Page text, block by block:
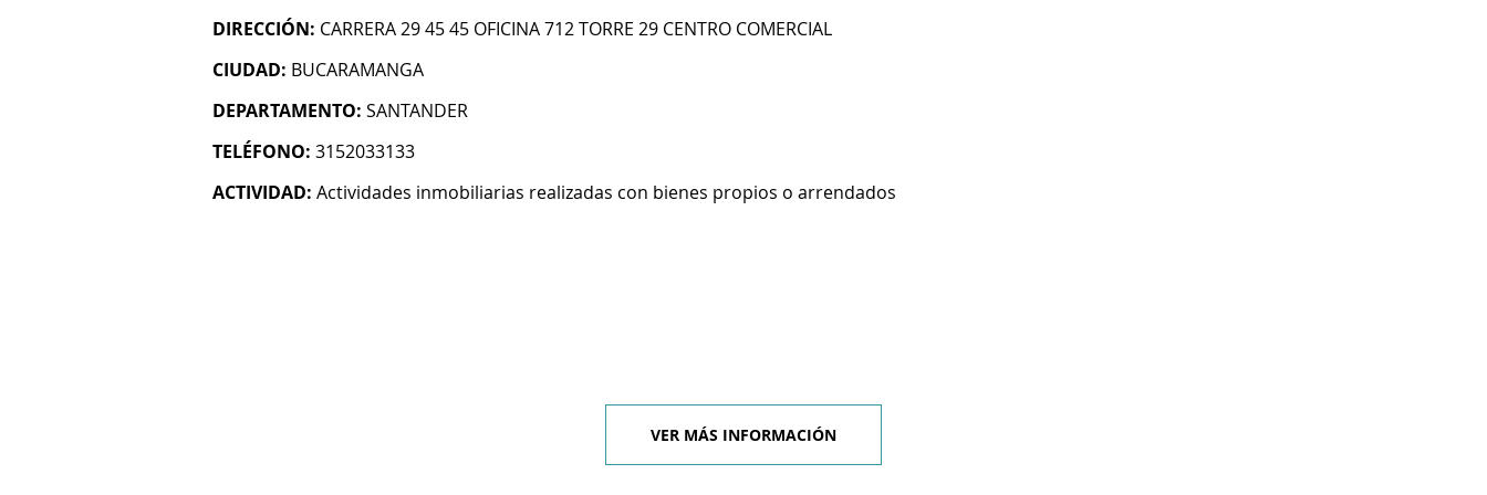
DIRECCIÓN: CARRERA 29 45 45 OFICINA 712 TORRE 29 CENTRO COMERCIAL
CIUDAD: BUCARAMANGA
DEPARTAMENTO: SANTANDER
TELÉFONO: 3152033133
ACTIVIDAD: Actividades inmobiliarias realizadas con bienes propios o arrendados
VER MÁS INFORMACIÓN